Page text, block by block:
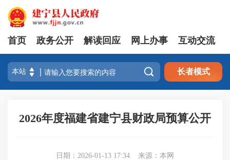
首页 政务公开 解读回应 网上办事 互动交流
 长者模式
2026年度福建省建宁县财政局预算公开
日期：2026-01-13 17:34 来源：本网